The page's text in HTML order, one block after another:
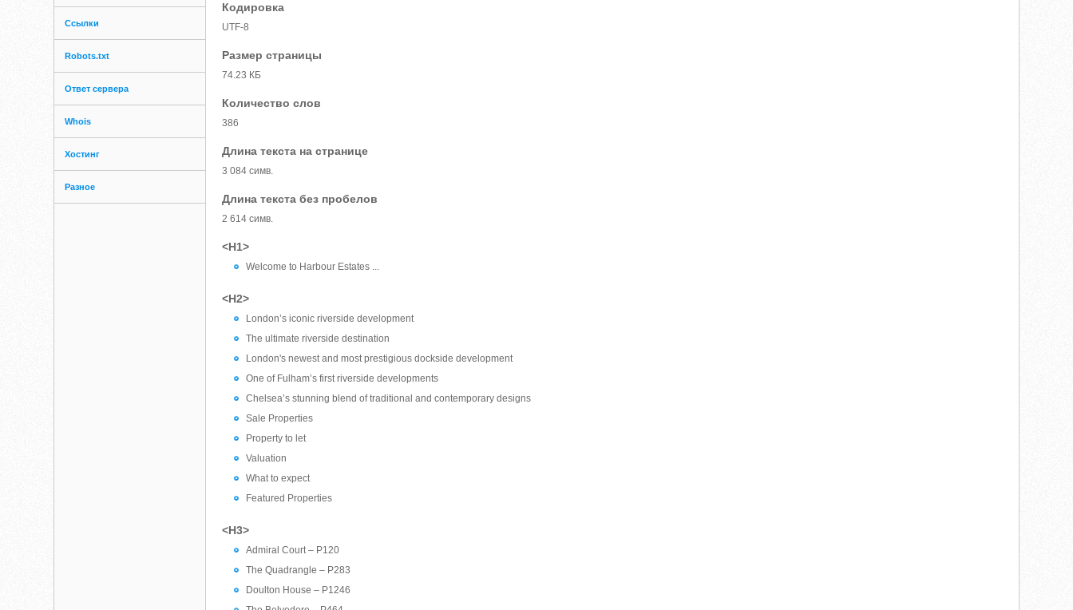
Ссылки
Robots.txt
Ответ сервера
Whois
Хостинг
Разное
Кодировка
UTF-8
Размер страницы
74.23 КБ
Количество слов
386
Длина текста на странице
3 084 симв.
Длина текста без пробелов
2 614 симв.
<H1>
Welcome to Harbour Estates ...
<H2>
London’s iconic riverside development
The ultimate riverside destination
London's newest and most prestigious dockside development
One of Fulham’s first riverside developments
Chelsea’s stunning blend of traditional and contemporary designs
Sale Properties
Property to let
Valuation
What to expect
Featured Properties
<H3>
Admiral Court – P120
The Quadrangle – P283
Doulton House – P1246